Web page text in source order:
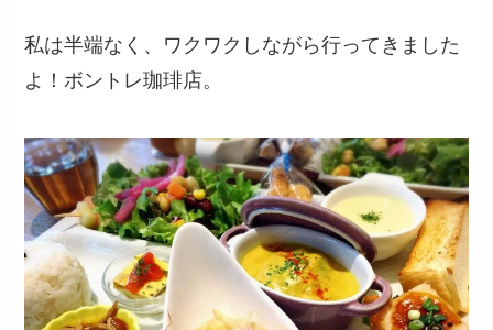
私は半端なく、ワクワクしながら行ってきました
よ！ボントレ珈琲店。